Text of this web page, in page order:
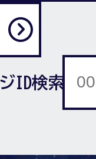
ID検索